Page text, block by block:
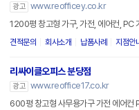
광고 www.reofficey.co.kr
1200평 창고형 가구, 가전, 에어컨, PC
견적문의 회사소개 납품사례 지점안
리싸이클오피스 분당점
광고 www.reoffice17.co.kr
600평 창고형 사무용가구 가전 에어컨